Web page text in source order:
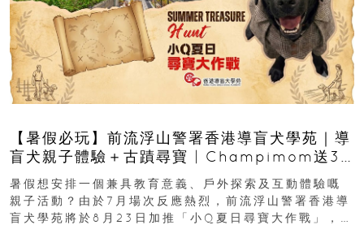
【暑假必玩】前流浮山警署香港導盲犬學苑｜導
盲犬親子體驗＋古蹟尋寶 | Champimom送3
組免費名額
暑假想安排一個兼具教育意義、戶外探索及互動體驗嘅
親子活動？由於7月場次反應熱烈，前流浮山警署香港導
盲犬學苑將於8月23日加推「小Q夏日尋寶大作戰」，家